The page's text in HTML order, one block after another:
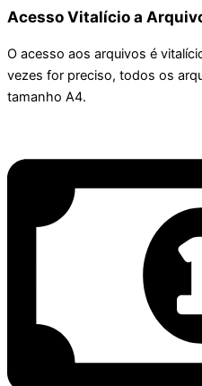
Acesso Vitalício a
O acesso aos arquivos é
vezes for preciso, todos os
tamanho A4.